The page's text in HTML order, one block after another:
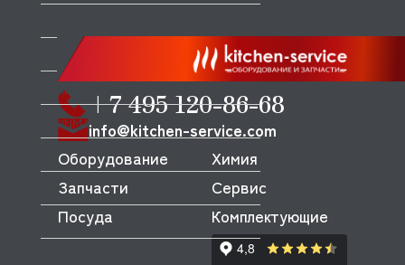
SILKO
SIMECO
SINMAG
SIRMAN
SKYCOLD
SMEG
+7 495 120-86-68
info@kitchen-service.com
Оборудование
Запчасти
Посуда
Химия
Сервис
Комплектующие